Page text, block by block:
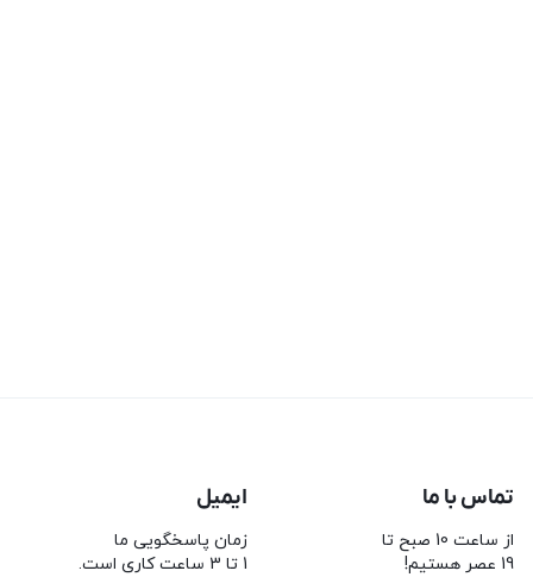
تماس با ما
از ساعت 10 صبح تا
19 عصر هستیم!
ایمیل
زمان پاسخگویی ما
1 تا 3 ساعت کاری است.